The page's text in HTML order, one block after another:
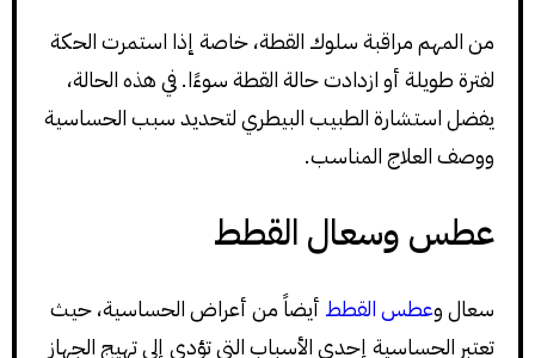
من المهم مراقبة سلوك القطة، خاصة إذا استمرت الحكة
لفترة طويلة أو ازدادت حالة القطة سوءًا. في هذه الحالة،
يفضل استشارة الطبيب البيطري لتحديد سبب الحساسية
ووصف العلاج المناسب.
عطس وسعال القطط
سعال وعطس القطط أيضاً من أعراض الحساسية، حيث
تعتبر الحساسية إحدى الأسباب التي تؤدي إلى تهيج الجهاز